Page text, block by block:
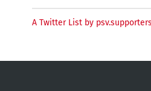
A Twitter List by